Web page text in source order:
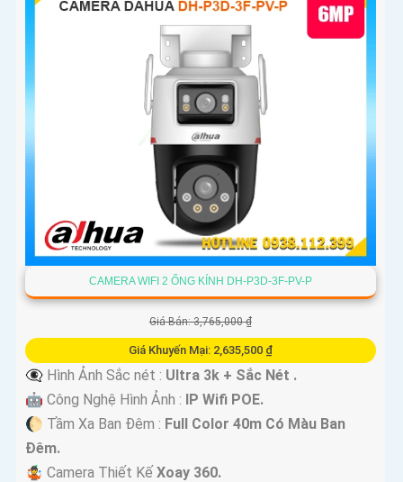
CAMERA WIFI 2 ỐNG KÍNH DH-P3D-3F-PV-P
Giá Bán: 3,765,000 ₫
Giá Khuyến Mại: 2,635,500 ₫
👁️‍🗨 Hình Ảnh Sắc nét : Ultra 3k + Sắc Nét .
🤖️ Công Nghệ Hình Ảnh : IP Wifi POE.
🌔 Tầm Xa Ban Đêm : Full Color 40m Có Màu Ban
Ðêm.
🤹 Camera Thiết Kế Xoay 360.